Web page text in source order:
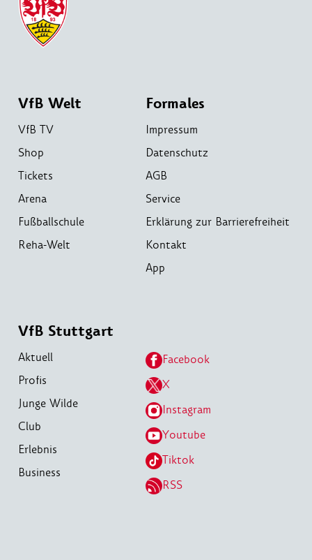
VfB Welt
VfB TV
Shop
Tickets
Arena
Fußballschule
Reha-Welt
Formales
Impressum
Datenschutz
AGB
Service
Erklärung zur Barrierefreiheit
Kontakt
App
VfB Stuttgart
Aktuell
Profis
Junge Wilde
Club
Erlebnis
Business
Facebook
X
Instagram
Youtube
Tiktok
RSS